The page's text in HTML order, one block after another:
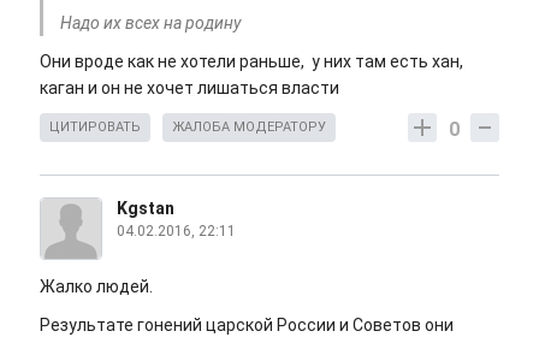
Надо их всех на родину
Они вроде как не хотели раньше, у них там есть хан,
каган и он не хочет лишаться власти
0
ЦИТИРОВАТЬ ЖАЛОБА МОДЕРАТОРУ
Kgstan
04.02.2016, 22:11
Жалко людей.
Результате гонений царской России и Советов они